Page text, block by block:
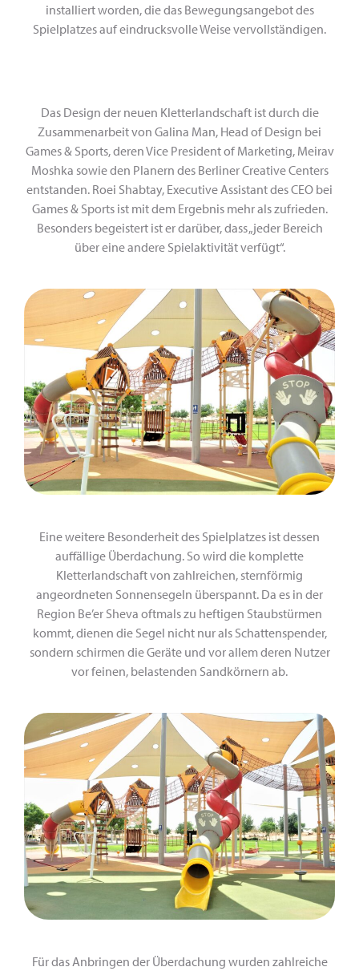
installiert worden, die das Bewegungsangebot des
Spielplatzes auf eindrucksvolle Weise vervollständigen.
Das Design der neuen Kletterlandschaft ist durch die
Zusammenarbeit von Galina Man, Head of Design bei
Games & Sports, deren Vice President of Marketing, Meirav
Moshka sowie den Planern des Berliner Creative Centers
entstanden. Roei Shabtay, Executive Assistant des CEO bei
Games & Sports ist mit dem Ergebnis mehr als zufrieden.
Besonders begeistert ist er darüber, dass „jeder Bereich
über eine andere Spielaktivität verfügt“.
Eine weitere Besonderheit des Spielplatzes ist dessen
auffällige Überdachung. So wird die komplette
Kletterlandschaft von zahlreichen, sternförmig
angeordneten Sonnensegeln überspannt. Da es in der
Region Be’er Sheva oftmals zu heftigen Staubstürmen
kommt, dienen die Segel nicht nur als Schattenspender,
sondern schirmen die Geräte und vor allem deren Nutzer
vor feinen, belastenden Sandkörnern ab.
Für das Anbringen der Überdachung wurden zahlreiche